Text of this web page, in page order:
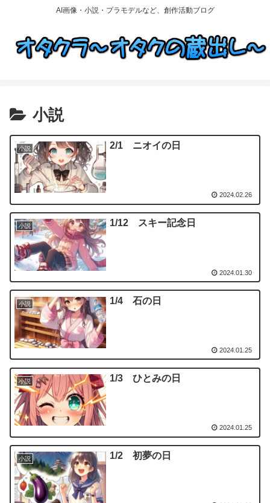
AI画像・小説・プラモデルなど、創作活動ブログ
小説
小説 2/1 ニオイの日
2024.02.26
小説 1/12 スキー記念日
2024.01.30
小説 1/4 石の日
2024.01.25
小説 1/3 ひとみの日
2024.01.25
小説 1/2 初夢の日